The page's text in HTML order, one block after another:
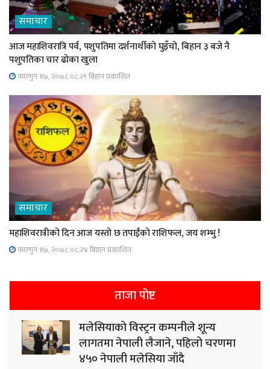
समाचार
आज महाशिवरात्रि पर्व, पशुपतिमा दर्शनार्थीको घुइँचो, बिहान ३ बजे नै
पशुपतिका चार ढोका खुला
फाल्गुन १७, २०७८ ०८;२९ बिहान प्रकाशित
समाचार
महाशिवरात्रीको दिन आज यस्तो छ तपाईंको राशिफल, जय शम्भु !
फाल्गुन १७, २०७८ ०८;२४ बिहान प्रकाशित
ताजा पोष्ट
मलेसियाको विस्ट्रन कम्पनीले शून्य
लागतमा नेपाली लैजाने, पहिलो चरणमा
४५० नेपाली मलेसिया जाँदै